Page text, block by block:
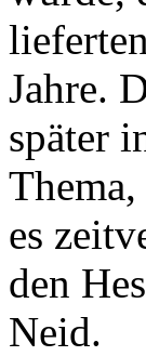
Jahre.
später
es
den
Neid.